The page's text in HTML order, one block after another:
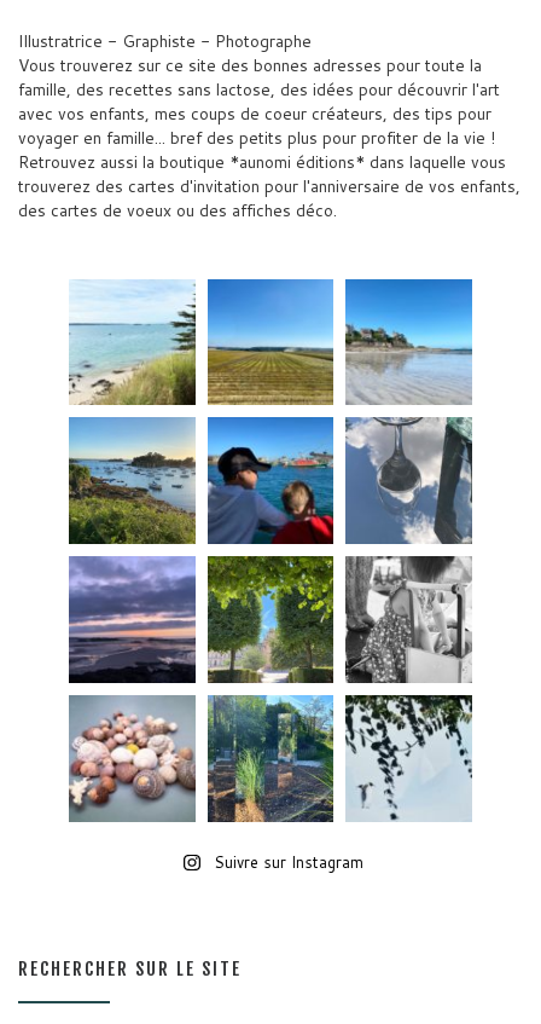
Illustratrice - Graphiste - Photographe
Vous trouverez sur ce site des bonnes adresses pour toute la
famille, des recettes sans lactose, des idées pour découvrir l'art
avec vos enfants, mes coups de coeur créateurs, des tips pour
voyager en famille... bref des petits plus pour profiter de la vie !
Retrouvez aussi la boutique *aunomi éditions* dans laquelle vous
trouverez des cartes d'invitation pour l'anniversaire de vos enfants,
des cartes de voeux ou des affiches déco.
Suivre sur Instagram
RECHERCHER SUR LE SITE